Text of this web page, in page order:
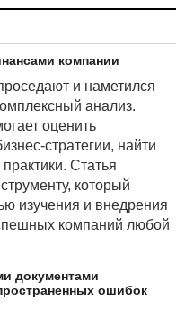
компании
и наметился
анализ.
оценить
стратегии, найти
Статья
который
изучения и внедрения
компаний любой
документами
ошибок